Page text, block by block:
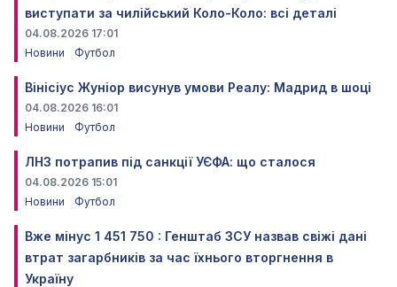
виступати за чилійський Коло-Коло: всі деталі
04.08.2026 17:01
Новини
Футбол
Вінісіус Жуніор висунув умови Реалу: Мадрид в шоці
04.08.2026 16:01
Новини
Футбол
ЛНЗ потрапив під санкції УЄФА: що сталося
04.08.2026 15:01
Новини
Футбол
Вже мінус 1 451 750 : Генштаб ЗСУ назвав свіжі дані
втрат загарбників за час їхнього вторгнення в
Україну